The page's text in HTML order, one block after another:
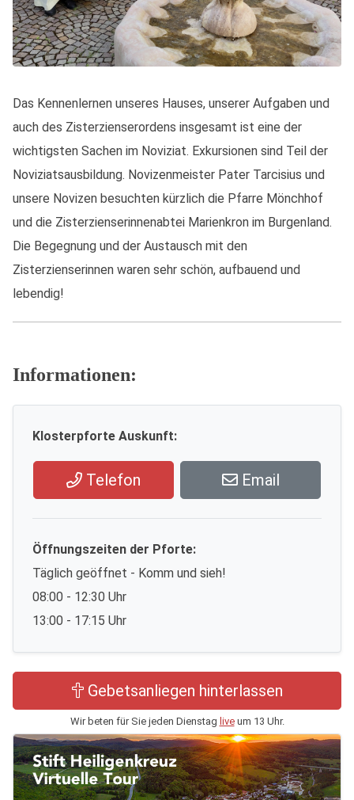
Das Kennenlernen unseres Hauses, unserer Aufgaben und
auch des Zisterzienserordens insgesamt ist eine der
wichtigsten Sachen im Noviziat. Exkursionen sind Teil der
Noviziatsausbildung. Novizenmeister Pater Tarcisius und
unsere Novizen besuchten kürzlich die Pfarre Mönchhof
und die Zisterzienserinnenabtei Marienkron im Burgenland.
Die Begegnung und der Austausch mit den
Zisterzienserinnen waren sehr schön, aufbauend und
lebendig!
Informationen:
Klosterpforte Auskunft:
Telefon Email
Öffnungszeiten der Pforte:
Täglich geöffnet - Komm und sieh!
08:00 - 12:30 Uhr
13:00 - 17:15 Uhr
Gebetsanliegen hinterlassen
Wir beten für Sie jeden Dienstag liveum 13 Uhr.